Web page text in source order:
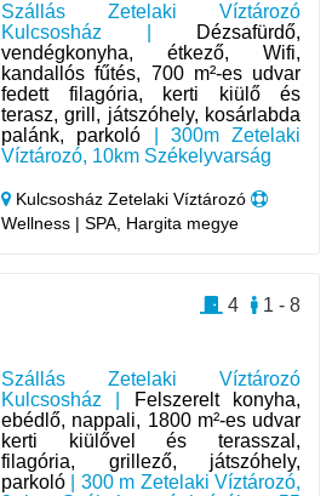
Szállás Zetelaki Víztározó
Kulcsosház |
Dézsafürdő,
vendégkonyha, étkező, Wifi,
kandallós fűtés, 700 m²-es udvar
fedett filagória, kerti kiülő és
terasz, grill, játszóhely, kosárlabda
palánk, parkoló | 300m Zetelaki
Víztározó, 10km Székelyvarság
Kulcsosház Zetelaki Víztározó
Wellness | SPA, Hargita megye
Szállás Zetelaki Víztározó
Kulcsosház |
Felszerelt konyha,
ebédlő, nappali, 1800 m²-es udvar
kerti kiülővel és terasszal,
filagória, grillező, játszóhely,
parkoló | 300 m Zetelaki Víztározó,
1 - 8
4